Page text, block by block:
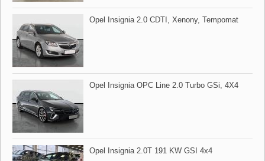
Opel Insignia 2.0 CDTI,​ Xenony,​ Tempomat
Opel Insignia OPC Line 2.0 Turbo GSi,​ 4X4
Opel Insignia 2.0T 191 KW GSI 4x4